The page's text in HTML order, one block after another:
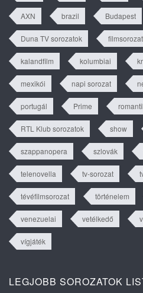
AXN brazil Budapest
Duna TV sorozatok filmsorozat
kalandfilm kolumbiai
mexikói napi sorozat
portugál Prime
RTL Klub sorozatok show
szappanopera szlovák
telenovella tv-sorozat
tévéfilmsorozat történelem
venezuelai vetélkedő
vígjáték
LEGJOBB SOROZATOK